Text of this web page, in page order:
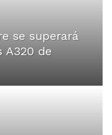
se superará
A320 de